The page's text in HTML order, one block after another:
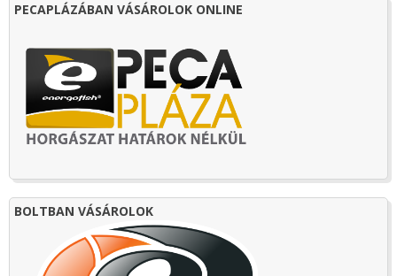
PECAPLÁZÁBAN VÁSÁROLOK ONLINE
BOLTBAN VÁSÁROLOK